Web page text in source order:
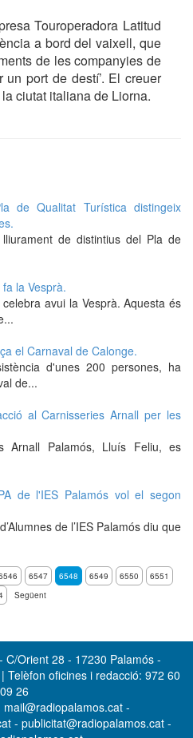
Touroperadora Latitud
a bord del vaixell, que
de les companyies de
un port de destí’. El creuer
ciutat italiana de Liorna.
de Qualitat Turística distingeix
de distintius del Pla de
la Vesprà.
avui la Vesprà. Aquesta és
el Carnaval de Calonge.
d'unes 200 persones, ha
de...
al Carnisseries Arnall per les
Arnall Palamós, Lluís Feliu, es
de l'IES Palamós vol el segon
de l’IES Palamós diu que
6547 6548 6549 6550
6551
Següent
C/Orient 28 - 17230 Palamós -
Telèfon oficines i redacció: 972 60
09 26
-
- publicitat@radiopalamos.cat -